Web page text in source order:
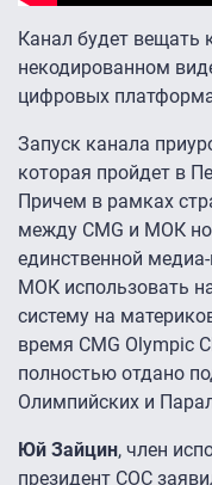
Канал будет вещать
некодированном
цифровых
Запуск канала
которая пройдет в
Причем в рамках
между CMG и МОК
единственной
МОК использовать
систему на
время CMG Olympic
полностью отдано
Олимпийских и
Юй Зайцин, член
президент COC